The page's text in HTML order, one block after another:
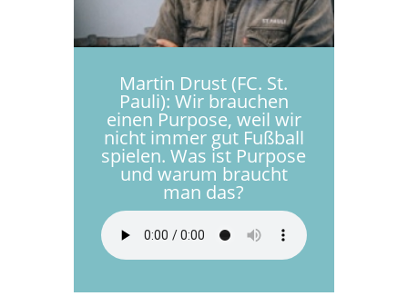
Martin Drust (FC. St.
Pauli): Wir brauchen
einen Purpose, weil wir
nicht immer gut Fußball
spielen. Was ist Purpose
und warum braucht
man das?